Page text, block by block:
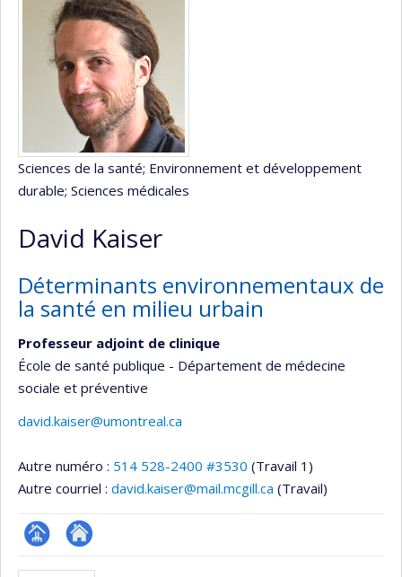
Sciences de la santé; Environnement et développement
durable; Sciences médicales
David Kaiser
Déterminants environnementaux de
la santé en milieu urbain
Professeur adjoint de clinique
École de santé publique - Département de médecine
sociale et préventive
david.kaiser@umontreal.ca
Autre numéro : 514 528-2400 #3530 (Travail 1)
Autre courriel : david.kaiser@mail.mcgill.ca (Travail)
Page Autre